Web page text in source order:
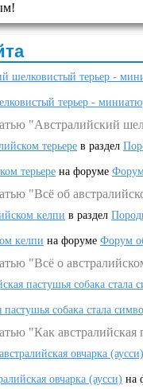
шелковистый терьер -
терьер -
"Австралийский
терьере в раздел
терьере на форуме
"Всё об
келпи в раздел
келпи на форуме Форум
"Всё о
пастушья собака
пастушья собака стала
"Как
овчарка (аусси)
овчарка (аусси) на